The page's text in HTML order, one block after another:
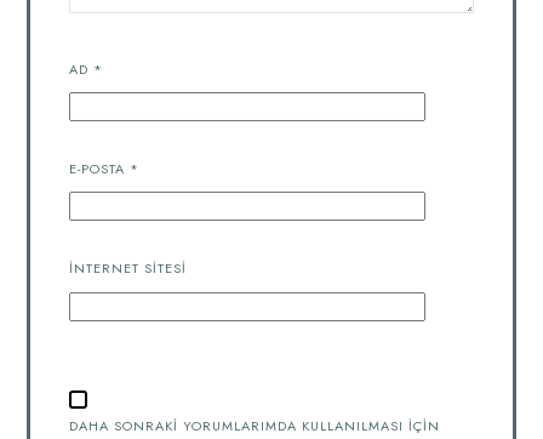
AD *
E-POSTA *
İNTERNET SITESI
DAHA SONRAKI YORUMLARIMDA KULLANILMASI IÇIN